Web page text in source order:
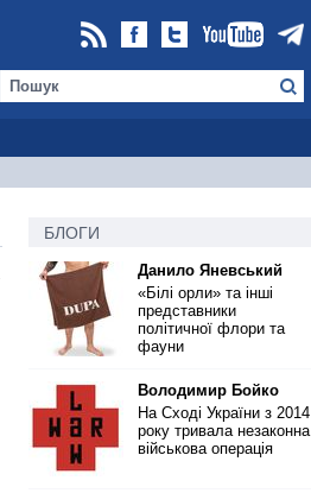
БЛОГИ
Данило Яневський
«Білі орли» та інші
представники
політичної флори та
фауни
Володимир Бойко
На Сході України з 2014
року тривала незаконна
військова операція